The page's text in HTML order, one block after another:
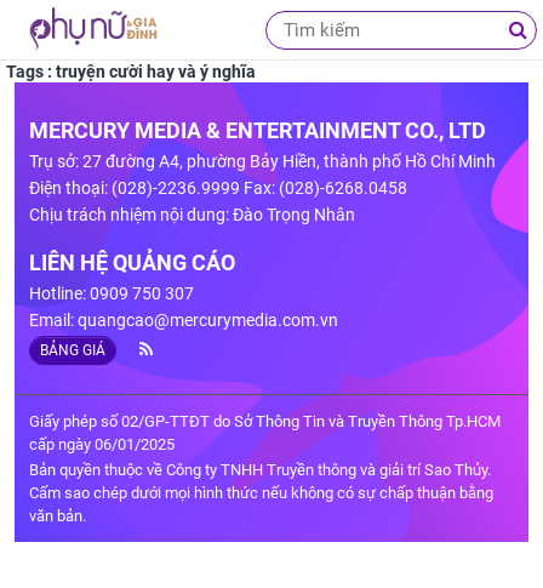
Tags : truyện cười hay và ý nghĩa
MERCURY MEDIA & ENTERTAINMENT CO., LTD
Trụ sở: 27 đường A4, phường Bảy Hiền, thành phố Hồ Chí Minh
Điện thoại: (028)-2236.9999 Fax: (028)-6268.0458
Chịu trách nhiệm nội dung: Đào Trọng Nhân
LIÊN HỆ QUẢNG CÁO
Hotline: 0909 750 307
Email:quangcao@mercurymedia.com.vn
BẢNG GIÁ
Giấy phép số 02/GP-TTĐT do Sở Thông Tin và Truyền Thông Tp.HCM
cấp ngày 06/01/2025
Bản quyền thuộc về Công ty TNHH Truyền thông và giải trí Sao Thủy.
Cấm sao chép dưới mọi hình thức nếu không có sự chấp thuận bằng
văn bản.